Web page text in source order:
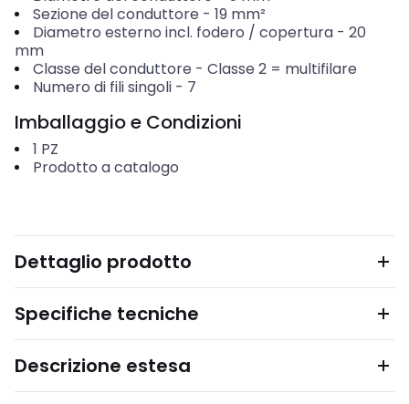
Sezione del conduttore - 19 mm²
Diametro esterno incl. fodero / copertura- 20
mm
Classe del conduttore - Classe 2 = multifilare
Numero di fili singoli- 7
Imballaggio e Condizioni
1 PZ
Prodotto a catalogo
Dettaglio prodotto
Specifiche tecniche
Descrizione estesa